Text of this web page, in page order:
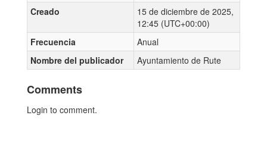
Creado
15 de diciembre de 2025,
12:45 (UTC+00:00)
Frecuencia
Anual
Nombre del publicador
Ayuntamiento de Rute
Comments
Login to comment.